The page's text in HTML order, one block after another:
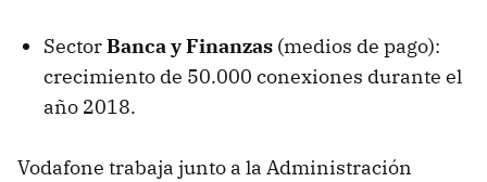
SectorBanca y Finanzas (medios de pago):
crecimiento de 50.000 conexiones durante el
año 2018.
Vodafone trabaja junto a la Administración